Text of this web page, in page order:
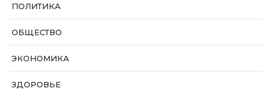
ПОЛИТИКА
ОБЩЕСТВО
ЭКОНОМИКА
ЗДОРОВЬЕ